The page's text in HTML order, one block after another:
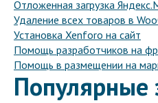
Отложенная загрузка
Удаление всех товаров в
Установка Xenforo на сайт
Помощь разработчиков на
Помощь в размещении на
Популярные